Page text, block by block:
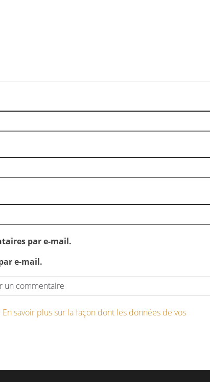
par e-mail.
e-mail.
En savoir plus sur la façon dont les données de vos